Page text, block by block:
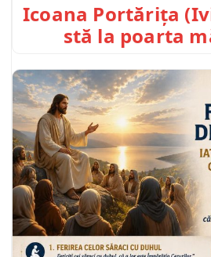
Icoana Portărița
stă la poarta